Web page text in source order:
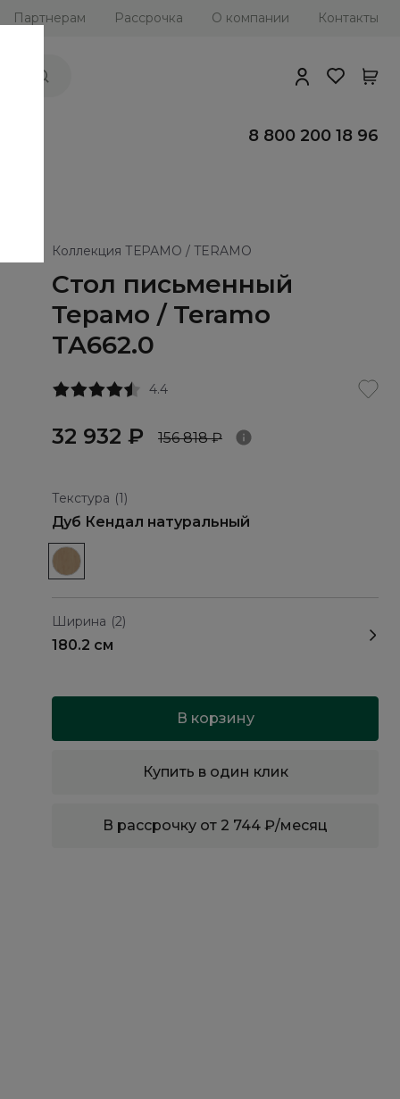
Партнерам Рассрочка О компании Контакты
8 800 200 18 96
Коллекция ТЕРАМО / TERAMO
Стол письменный
Терамо / Teramo
TA662.0
4.4
32 932 ₽ 156 818 ₽
Текстура (1)
Дуб Кендал натуральный
Ширина (2)
180.2 см
В корзину
Купить в один клик
В рассрочку от 2 744 ₽/месяц